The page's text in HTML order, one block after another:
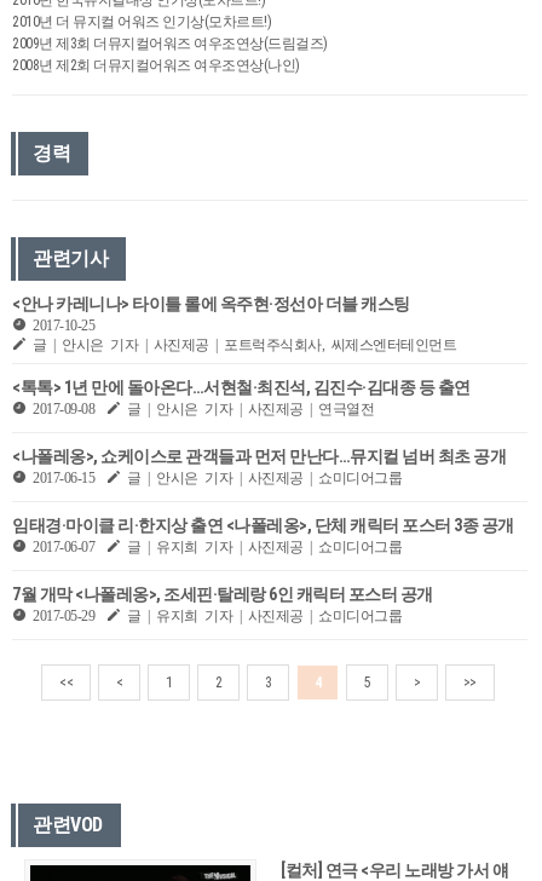
2010년 더 뮤지컬 어워즈 인기상(모차르트!)
2009년 제3회 더뮤지컬어워즈 여우조연상(드림걸즈)
2008년 제2회 더뮤지컬어워즈 여우조연상(나인)
경력
관련기사
<안나 카레니나> 타이틀 롤에 옥주현·정선아 더블 캐스팅
2017-10-25
글 | 안시은 기자 | 사진제공 | 포트럭주식회사, 씨제스엔터테인먼트
<톡톡> 1년 만에 돌아온다…서현철·최진석, 김진수·김대종 등 출연
2017-09-08 글 | 안시은 기자 | 사진제공 | 연극열전
<나폴레옹>, 쇼케이스로 관객들과 먼저 만난다…뮤지컬 넘버 최초 공개
2017-06-15 글 | 안시은 기자 | 사진제공 | 쇼미디어그룹
임태경·마이클 리·한지상 출연 <나폴레옹>, 단체 캐릭터 포스터 3종 공개
2017-06-07 글 | 유지희 기자 | 사진제공 | 쇼미디어그룹
7월 개막 <나폴레옹>, 조세핀·탈레랑 6인 캐릭터 포스터 공개
2017-05-29 글 | 유지희 기자 | 사진제공 | 쇼미디어그룹
<< < 1 2 3 4 5 > >>
관련VOD
[컬처] 연극 <우리 노래방 가서 얘